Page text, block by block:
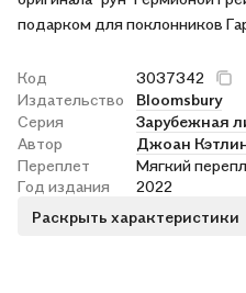
подарком для поклонников
Код
3037342
Издательство
Bloomsbury
Серия
Зарубежная
Автор
Джоан
Переплет
Мягкий
Год издания
2022
Раскрыть характеристики